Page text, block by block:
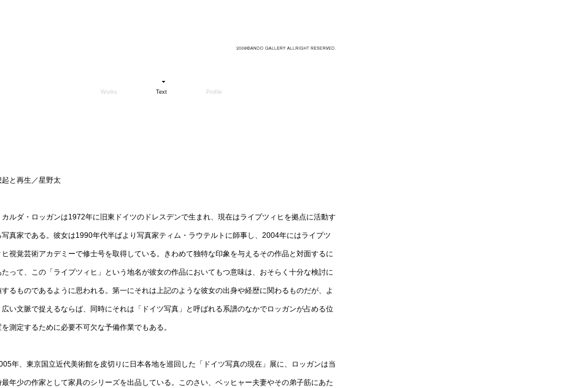
Works Text Profile
起と再生／星野太
カルダ・ロッガンは1972年に旧東ドイツのドレスデンで生まれ、現在はライプツィヒを拠点に活動す
写真家である。彼女は1990年代半ばより写真家ティム・ラウテルトに師事し、2004年にはライプツ
ヒ視覚芸術アカデミーで修士号を取得している。きわめて独特な印象を与えるその作品と対面するに
たって、この「ライプツィヒ」という地名が彼女の作品においてもつ意味は、おそらく十分な検討に
するものであるように思われる。第一にそれは上記のような彼女の出身や経歴に関わるものだが、よ
広い文脈で捉えるならば、同時にそれは「ドイツ写真」と呼ばれる系譜のなかでロッガンが占める位
を測定するために必要不可欠な予備作業でもある。
年、東京国立近代美術館を皮切りに日本各地を巡回した「ドイツ写真の現在」展に、ロッガンは当
最年少の作家として家具のシリーズを出品している。このさい、ベッヒャー夫妻やその弟子筋にあた